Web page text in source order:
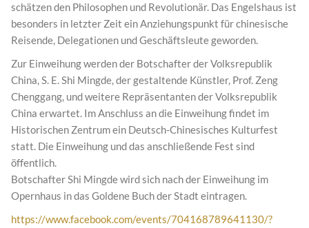
schätzen den Philosophen und Revolutionär. Das Engelshaus ist
besonders in letzter Zeit ein Anziehungspunkt für chinesische
Reisende, Delegationen und Geschäftsleute geworden.
Zur Einweihung werden der Botschafter der Volksrepublik
China, S. E. Shi Mingde, der gestaltende Künstler, Prof. Zeng
Chenggang, und weitere Repräsentanten der Volksrepublik
China erwartet. Im Anschluss an die Einweihung findet im
Historischen Zentrum ein Deutsch-Chinesisches Kulturfest
statt. Die Einweihung und das anschließende Fest sind
öffentlich.
Botschafter Shi Mingde wird sich nach der Einweihung im
Opernhaus in das Goldene Buch der Stadt eintragen.
https://www.facebook.com/events/704168789641130/?